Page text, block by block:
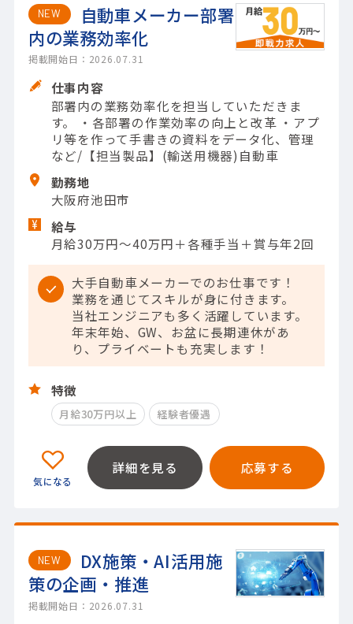
NEW
自動車メーカー部署
内の業務効率化
掲載開始日：2026.07.31
仕事内容
部署内の業務効率化を担当していただきま
す。 ・各部署の作業効率の向上と改革 ・アプ
リ等を作って手書きの資料をデータ化、管理
など/【担当製品】(輸送用機器)自動車
勤務地
大阪府池田市
給与
月給30万円～40万円＋各種手当＋賞与年2回
大手自動車メーカーでのお仕事です！
業務を通じてスキルが身に付きます。
当社エンジニアも多く活躍しています。
年末年始、GW、お盆に長期連休があ
り、プライベートも充実します！
特徴
月給30万円以上 経験者優遇
詳細を見る 応募する
NEW
DX施策・AI活用施
策の企画・推進
掲載開始日：2026.07.31